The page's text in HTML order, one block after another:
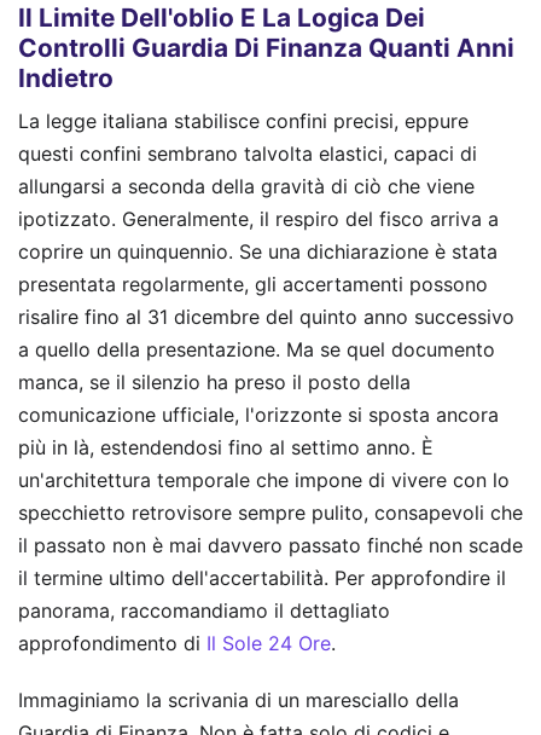
Il Limite Dell'oblio E La Logica Dei
Controlli Guardia Di Finanza Quanti Anni
Indietro
La legge italiana stabilisce confini precisi, eppure
questi confini sembrano talvolta elastici, capaci di
allungarsi a seconda della gravità di ciò che viene
ipotizzato. Generalmente, il respiro del fisco arriva a
coprire un quinquennio. Se una dichiarazione è stata
presentata regolarmente, gli accertamenti possono
risalire fino al 31 dicembre del quinto anno successivo
a quello della presentazione. Ma se quel documento
manca, se il silenzio ha preso il posto della
comunicazione ufficiale, l'orizzonte si sposta ancora
più in là, estendendosi fino al settimo anno. È
un'architettura temporale che impone di vivere con lo
specchietto retrovisore sempre pulito, consapevoli che
il passato non è mai davvero passato finché non scade
il termine ultimo dell'accertabilità. Per approfondire il
panorama, raccomandiamo il dettagliato
approfondimento di Il Sole 24 Ore.
Immaginiamo la scrivania di un maresciallo della